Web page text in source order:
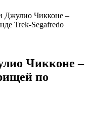
Джулио Чикконе –
Trek-Segafredo
Чикконе –
по